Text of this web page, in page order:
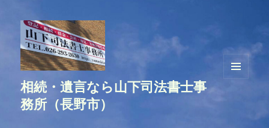
相続・遺言なら山下司法書士事
務所（長野市）